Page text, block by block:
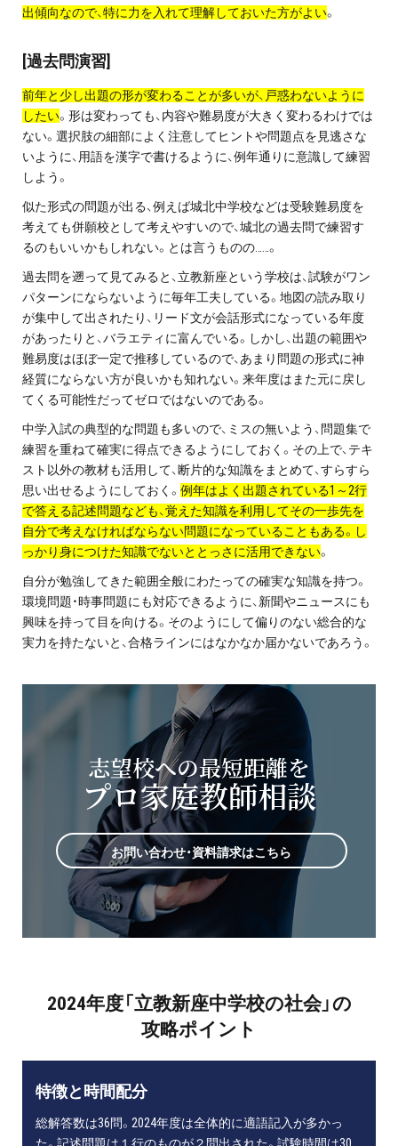
出傾向なので、特に力を入れて理解しておいた方がよい。
[過去問演習]
前年と少し出題の形が変わることが多いが、戸惑わないように
したい。形は変わっても、内容や難易度が大きく変わるわけでは
ない。選択肢の細部によく注意してヒントや問題点を見逃さな
いように、用語を漢字で書けるように、例年通りに意識して練習
しよう。
似た形式の問題が出る、例えば城北中学校などは受験難易度を
考えても併願校として考えやすいので、城北の過去問で練習す
るのもいいかもしれない。とは言うものの……。
過去問を遡って見てみると、立教新座という学校は、試験がワン
パターンにならないように毎年工夫している。地図の読み取り
が集中して出されたり、リード文が会話形式になっている年度
があったりと、バラエティに富んでいる。しかし、出題の範囲や
難易度はほぼ一定で推移しているので、あまり問題の形式に神
経質にならない方が良いかも知れない。来年度はまた元に戻し
てくる可能性だってゼロではないのである。
中学入試の典型的な問題も多いので、ミスの無いよう、問題集で
練習を重ねて確実に得点できるようにしておく。その上で、テキ
スト以外の教材も活用して、断片的な知識をまとめて、すらすら
思い出せるようにしておく。 例年はよく出題されている1～2行
で答える記述問題なども、覚えた知識を利用してその一歩先を
自分で考えなければならない問題になっていることもある。し
っかり身につけた知識でないととっさに活用できない。
自分が勉強してきた範囲全般にわたっての確実な知識を持つ。
環境問題・時事問題にも対応できるように、新聞やニュースにも
興味を持って目を向ける。そのようにして偏りのない総合的な
実力を持たないと、合格ラインにはなかなか届かないであろう。
志望校への最短距離を
プロ家庭教師相談
お問い合わせ・資料請求はこちら
2024年度「立教新座中学校の社会」の
攻略ポイント
特徴と時間配分
総解答数は36問。2024年度は全体的に適語記入が多かっ
た。記述問題は１行のものが２問出された。試験時間は30